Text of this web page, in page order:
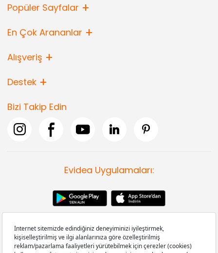
Popüler Sayfalar
En Çok Arananlar
Alışveriş
Destek
Bizi Takip Edin
Evidea Uygulamaları: